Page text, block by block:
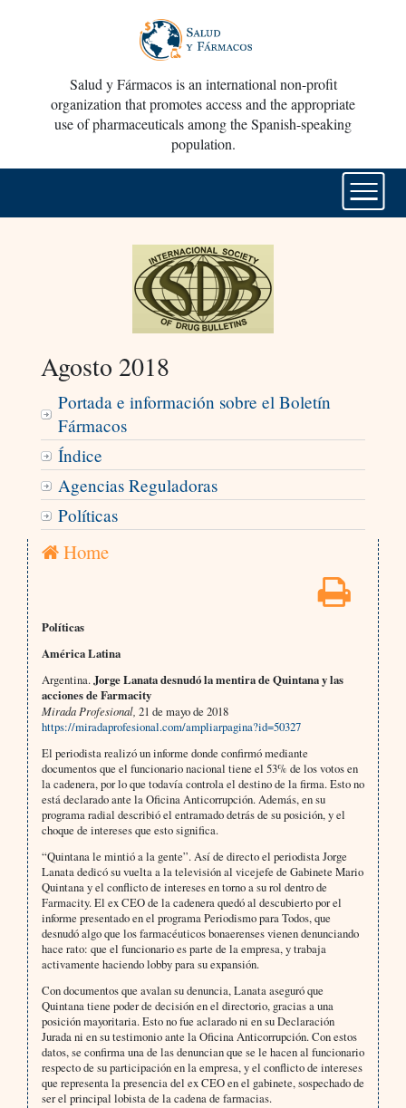
Salud y Fármacos is an international non-profit
organization that promotes access and the appropriate
use of pharmaceuticals among the Spanish-speaking
population.
Agosto 2018
Portada e información sobre el Boletín
Fármacos
Índice
Agencias Reguladoras
Políticas
Home
Políticas
América Latina
Argentina.Jorge Lanata desnudó la mentira de Quintana y las
acciones de Farmacity
Mirada Profesional, 21 de mayo de 2018
https://miradaprofesional.com/ampliarpagina?id=50327
El periodista realizó un informe donde confirmó mediante
documentos que el funcionario nacional tiene el 53% de los votos en
la cadenera, por lo que todavía controla el destino de la firma. Esto no
está declarado ante la Oficina Anticorrupción. Además, en su
programa radial describió el entramado detrás de su posición, y el
choque de intereses que esto significa.
“Quintana le mintió a la gente”. Así de directo el periodista Jorge
Lanata dedicó su vuelta a la televisión al vicejefe de Gabinete Mario
Quintana y el conflicto de intereses en torno a su rol dentro de
Farmacity. El ex CEO de la cadenera quedó al descubierto por el
informe presentado en el programa Periodismo para Todos, que
desnudó algo que los farmacéuticos bonaerenses vienen denunciando
hace rato: que el funcionario es parte de la empresa, y trabaja
activamente haciendo lobby para su expansión.
Con documentos que avalan su denuncia, Lanata aseguró que
Quintana tiene poder de decisión en el directorio, gracias a una
posición mayoritaria. Esto no fue aclarado ni en su Declaración
Jurada ni en su testimonio ante la Oficina Anticorrupción. Con estos
datos, se confirma una de las denuncian que se le hacen al funcionario
respecto de su participación en la empresa, y el conflicto de intereses
que representa la presencia del ex CEO en el gabinete, sospechado de
ser el principal lobista de la cadena de farmacias.